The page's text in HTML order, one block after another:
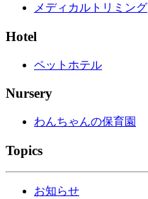
メディカルトリミング
Hotel
ペットホテル
Nursery
わんちゃんの保育園
Topics
お知らせ